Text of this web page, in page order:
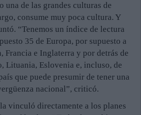
una de las grandes culturas de
consume muy poca cultura. Y
“Tenemos un índice de lectura
35 de Europa, por supuesto a
Francia e Inglaterra y por detrás de
Lituania, Eslovenia e, incluso, de
que puede presumir de tener una
nacional”, criticó.
vinculó directamente a los planes